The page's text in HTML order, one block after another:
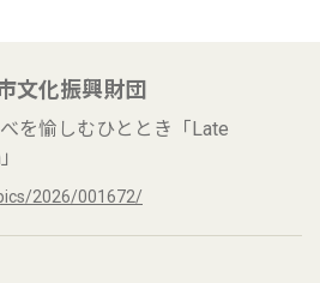
文化振興財団
を愉しむひととき「Late
2026/001672/